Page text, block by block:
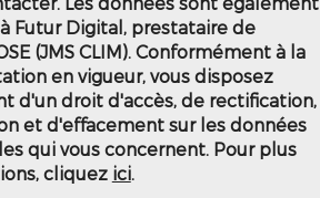
Futur Digital, prestataire de
(JMS CLIM). Conformément à la
en vigueur, vous disposez
d'un droit d'accès, de rectification,
et d'effacement sur les données
qui vous concernent. Pour plus
cliquez ici.